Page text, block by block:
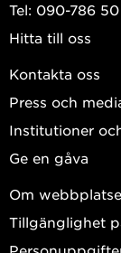
Tel: 090-786
Hitta till oss
Kontakta oss
Press och
Institutioner
Ge en gåva
Om
Tillgänglighet